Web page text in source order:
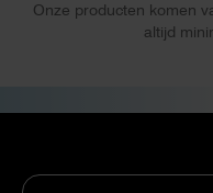
Onze producten komen
altijd